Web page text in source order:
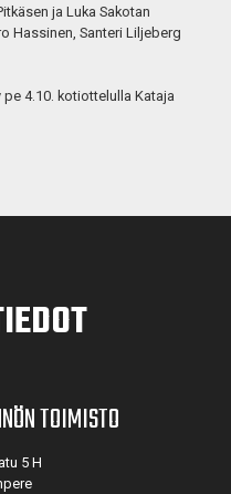
ja Luka Sakotan
Hassinen, Santeri Liljeberg
4.10. kotiottelulla Kataja
TOIMISTO
5 H